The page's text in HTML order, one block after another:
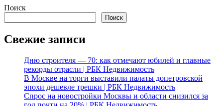
Поиск
Поиск
Свежие записи
Дню строителя — 70: как отмечают юбилей и главные
рекорды отрасли | РБК Недвижимость
В Москве на торги выставили палаты допетровской
эпохи дешевле трешки | РБК Недвижимость
Спрос на новостройки Москвы и области снизился за